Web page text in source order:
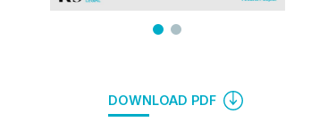
DOWNLOAD PDF